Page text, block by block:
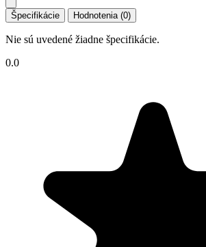
Špecifikácie Hodnotenia (0)
Nie sú uvedené žiadne špecifikácie.
0.0